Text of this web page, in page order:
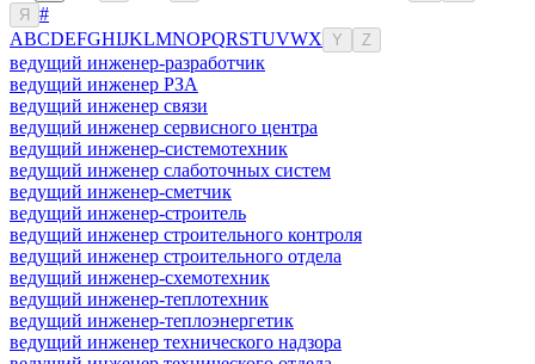
Я
#
ABCDEFGHIJKLMNOPQRSTUVWX Y Z
ведущий инженер-разработчик
ведущий инженер РЗА
ведущий инженер связи
ведущий инженер сервисного центра
ведущий инженер-системотехник
ведущий инженер слаботочных систем
ведущий инженер-сметчик
ведущий инженер-строитель
ведущий инженер строительного контроля
ведущий инженер строительного отдела
ведущий инженер-схемотехник
ведущий инженер-теплотехник
ведущий инженер-теплоэнергетик
ведущий инженер технического надзора